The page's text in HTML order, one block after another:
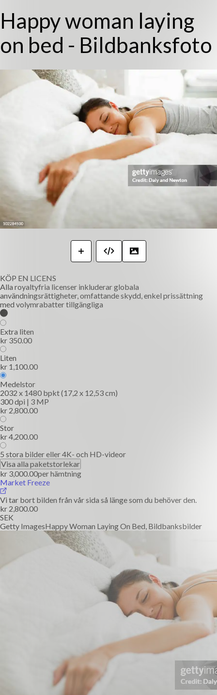
Happy woman laying
on bed - Bildbanksfoto
KÖP EN LICENS
Alla royaltyfria licenser inkluderar globala
användningsrättigheter, omfattande skydd, enkel prissättning
med volymrabatter tillgängliga
Extra liten
kr 350.00
Liten
kr 1,100.00
Medelstor
2032 x 1480 bpkt (17,2 x 12,53 cm)
300 dpi | 3 MP
kr 2,800.00
Stor
kr 4,200.00
5 stora bilder eller 4K- och HD-videor
Visa alla paketstorlekar
kr 3,000.00per hämtning
Market Freeze
Vi tar bort bilden från vår sida så länge som du behöver den.
kr 2,800.00
SEK
Getty ImagesHappy Woman Laying On Bed, Bildbanksbilder